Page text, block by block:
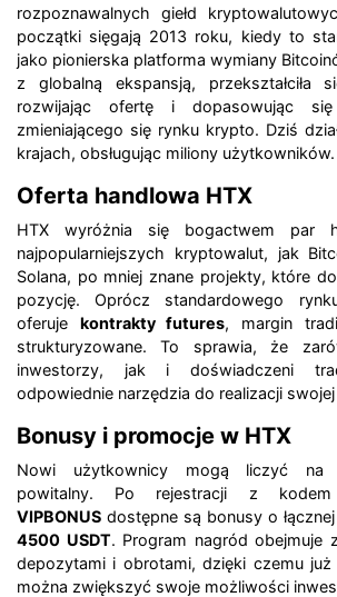
rozpoznawalnych giełd
początki sięgają 2013 roku, kiedy to
jako pionierska platforma wymiany
z globalną ekspansją, przekształciła
rozwijając ofertę i dopasowując
zmieniającego się rynku krypto. Dziś
krajach, obsługując miliony użytkowników.
Oferta handlowa HTX
HTX wyróżnia się bogactwem par
najpopularniejszych kryptowalut, jak
Solana, po mniej znane projekty, które
pozycję. Oprócz standardowego
oferuje kontrakty futures, margin
strukturyzowane. To sprawia, że
inwestorzy, jak i doświadczeni
odpowiednie narzędzia do realizacji
Bonusy i promocje w HTX
Nowi użytkownicy mogą liczyć na
powitalny. Po rejestracji z kodem
VIPBONUS dostępne są bonusy o
4500 USDT. Program nagród obejmuje
depozytami i obrotami, dzięki czemu
można zwiększyć swoje możliwości